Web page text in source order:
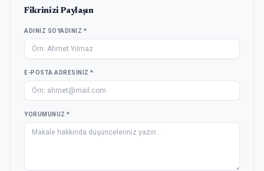
Fikrinizi Paylaşın
ADINIZ SOYADINIZ *
E-POSTA ADRESINIZ *
YORUMUNUZ *